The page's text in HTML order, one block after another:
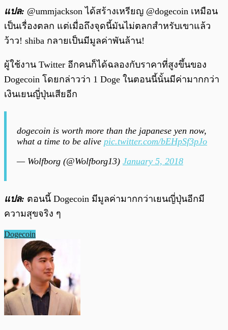
แปล: @ummjackson ได้สร้างเหรียญ @dogecoin เหมือน
เป็นเรื่องตลก แต่เมื่อถึงจุดนี้มันไม่ตลกสำหรับเขาแล้ว
ว้าว! shiba กลายเป็นมีมูลค่าพันล้าน!
ผู้ใช้งาน Twitter อีกคนก็ได้ฉลองกับราคาที่สูงขึ้นของ
Dogecoin โดยกล่าวว่า 1 Doge ในตอนนี้นั้นมีค่ามากกว่า
เงินเยนญี่ปุ่นเสียอีก
dogecoin is worth more than the japanese yen now,
what a time to be alive pic.twitter.com/bEHpSf3pJo
— Wolfborg (@Wolfborg13) January 5, 2018
แปล: ตอนนี้ Dogecoin มีมูลค่ามากกว่าเยนญี่ปุ่นอีกมี
ความสุขจริง ๆ
Dogecoin